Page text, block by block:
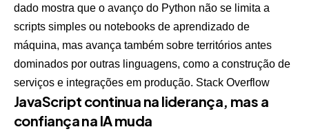
dado mostra que o avanço do Python não se limita a
scripts simples ou notebooks de aprendizado de
máquina, mas avança também sobre territórios antes
dominados por outras linguagens, como a construção de
serviços e integrações em produção. Stack Overflow
JavaScript continua na liderança, mas a
confiança na IA muda